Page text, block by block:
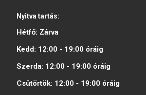
Nyitva tartás:
Hétfő: Zárva
Kedd: 12:00 - 19:00 óráig
Szerda: 12:00 - 19:00 óráig
Csütörtök: 12:00 - 19:00 óráig